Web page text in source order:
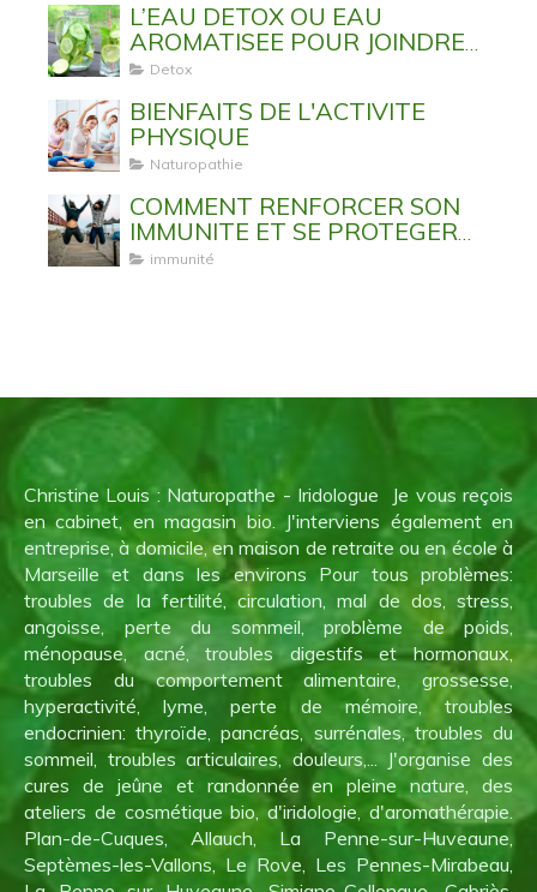
L’EAU DETOX OU EAU
AROMATISEE POUR JOINDRE
L’UTILE A L’AGREABLE
Detox
BIENFAITS DE L'ACTIVITE
PHYSIQUE
Naturopathie
COMMENT RENFORCER SON
IMMUNITE ET SE PROTEGER
DES VIRUS ET MALADIES
immunité
Christine Louis : Naturopathe - Iridologue Je vous reçois
en cabinet, en magasin bio. J'interviens également en
entreprise, à domicile, en maison de retraite ou en école à
Marseille et dans les environs Pour tous problèmes:
troubles de la fertilité, circulation, mal de dos, stress,
angoisse, perte du sommeil, problème de poids,
ménopause, acné, troubles digestifs et hormonaux,
troubles du comportement alimentaire, grossesse,
hyperactivité, lyme, perte de mémoire, troubles
endocrinien: thyroïde, pancréas, surrénales, troubles du
sommeil, troubles articulaires, douleurs,... J'organise des
cures de jeûne et randonnée en pleine nature, des
ateliers de cosmétique bio, d'iridologie, d'aromathérapie.
Plan-de-Cuques, Allauch, La Penne-sur-Huveaune,
Septèmes-les-Vallons, Le Rove, Les Pennes-Mirabeau,